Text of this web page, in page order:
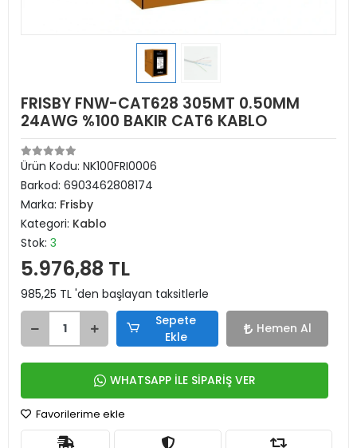
FRISBY FNW-CAT628 305MT 0.50MM
24AWG %100 BAKIR CAT6 KABLO
Ürün Kodu: NK100FRI0006
Barkod: 6903462808174
Marka: Frisby
Kategori: Kablo
Stok: 3
5.976,88 TL
985,25 TL 'den başlayan taksitlerle
Sepete
Ekle
Hemen Al
WHATSAPP İLE SİPARİŞ VER
Favorilerime ekle